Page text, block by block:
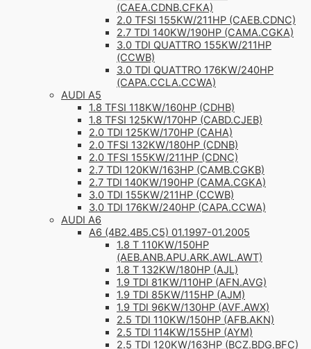
(CAEA.CDNB.CFKA)
2.0 TFSI 155KW/211HP (CAEB.CDNC)
2.7 TDI 140KW/190HP (CAMA.CGKA)
3.0 TDI QUATTRO 155KW/211HP
(CCWB)
3.0 TDI QUATTRO 176KW/240HP
(CAPA.CCLA.CCWA)
AUDI A5
1.8 TFSI 118KW/160HP (CDHB)
1.8 TFSI 125KW/170HP (CABD.CJEB)
2.0 TDI 125KW/170HP (CAHA)
2.0 TFSI 132KW/180HP (CDNB)
2.0 TFSI 155KW/211HP (CDNC)
2.7 TDI 120KW/163HP (CAMB.CGKB)
2.7 TDI 140KW/190HP (CAMA.CGKA)
3.0 TDI 155KW/211HP (CCWB)
3.0 TDI 176KW/240HP (CAPA.CCWA)
AUDI A6
A6 (4B2.4B5.C5) 01.1997-01.2005
1.8 T 110KW/150HP
(AEB.ANB.APU.ARK.AWL.AWT)
1.8 T 132KW/180HP (AJL)
1.9 TDI 81KW/110HP (AFN.AVG)
1.9 TDI 85KW/115HP (AJM)
1.9 TDI 96KW/130HP (AVF.AWX)
2.5 TDI 110KW/150HP (AFB.AKN)
2.5 TDI 114KW/155HP (AYM)
2.5 TDI 120KW/163HP (BCZ.BDG.BFC)